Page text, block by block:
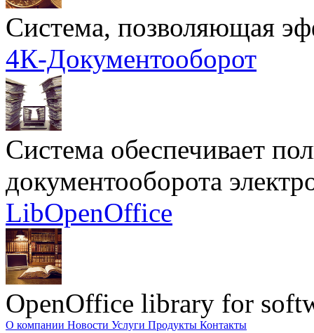
Cистема, позволяющая
4К-Документооборот
Система обеспечивает
документооборота
LibOpenOffice
OpenOffice library for
О компании Новости Услуги Продукты Контакты